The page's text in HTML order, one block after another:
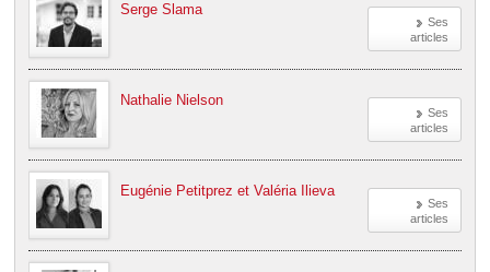
Ses
articles
Serge Slama
Ses
articles
Nathalie Nielson
Ses
articles
Eugénie Petitprez et Valéria Ilieva